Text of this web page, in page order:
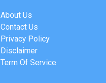
About Us
Contact Us
Privacy Policy
Disclaimer
Term Of Service